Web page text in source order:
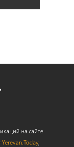
на сайте
Yerevan.Today,